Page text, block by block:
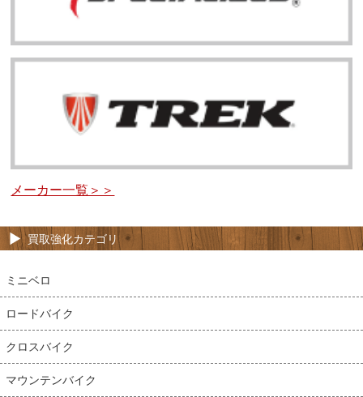
メーカー一覧＞＞
買取強化カテゴリ
ミニベロ
ロードバイク
クロスバイク
マウンテンバイク